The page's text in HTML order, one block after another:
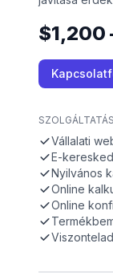
$1,200
Vállalati
E-
Nyilvános
Online
Online